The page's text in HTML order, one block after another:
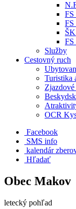
FS
FS
FS
Služby
Cestovný ruch
Turistika
OCR
Facebook
SMS info
kalendár
Hľadať
Obec Makov
letecký pohľad